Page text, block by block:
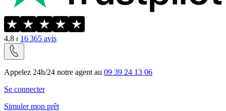
4,8 ⏐ 16 365 avis
Appelez 24h/24 notre agent au 09 39 24 13 06
Se connecter
Simuler mon prêt